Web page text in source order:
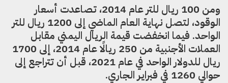
ومن 100 ريال للتر عام 2014، تصاعدت أسعار
الوقود، لتصل نهاية العام الماضي إلى 1200 ريال للتر
الواحد. فيما انخفضت قيمة الريال اليمني مقابل
العملات الأجنبية من 250 ريالًا عام 2014، إلى 1700
ريال للدولار الواحد في عام 2021، قبل أن تتراجع إلى
حوالي 1260 في فبراير الجاري.